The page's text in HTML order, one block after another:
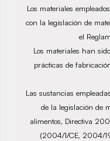
Los materiales
con la legislación de
el
Los materiales han
prácticas de
Las sustancias
de la legislación de
alimentos, Directiva
(2004/1/CE, 2004/